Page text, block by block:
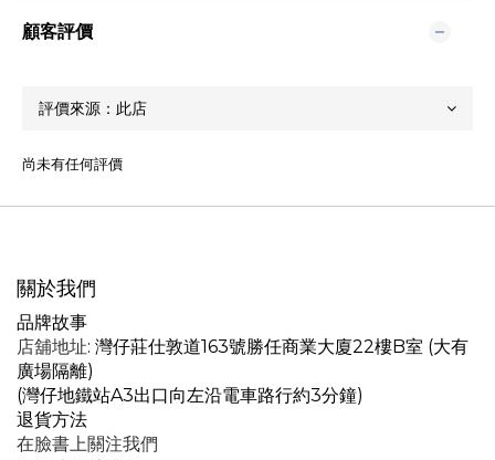
顧客評價
尚未有任何評價
關於我們
品牌故事
店舖地址: 灣仔莊仕敦道163號勝任商業大廈22樓B室 (大有
廣場隔離)
(灣仔地鐵站A3出口向左沿電車路行約3分鐘)
退貨方法
在臉書上關注我們